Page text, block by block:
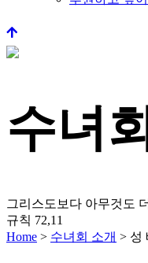
수녀
그리스도보다 아무것도
규칙 72,11
Home > 수녀회 소개 > 성